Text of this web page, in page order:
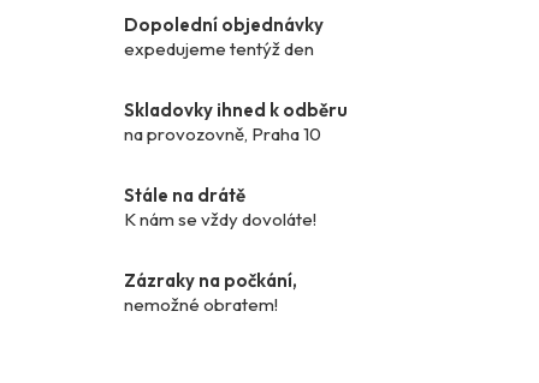
Dopolední objednávky
expedujeme tentýž den
Skladovky ihned k odběru
na provozovně, Praha 10
Stále na drátě
K nám se vždy dovoláte!
Zázraky na počkání,
nemožné obratem!